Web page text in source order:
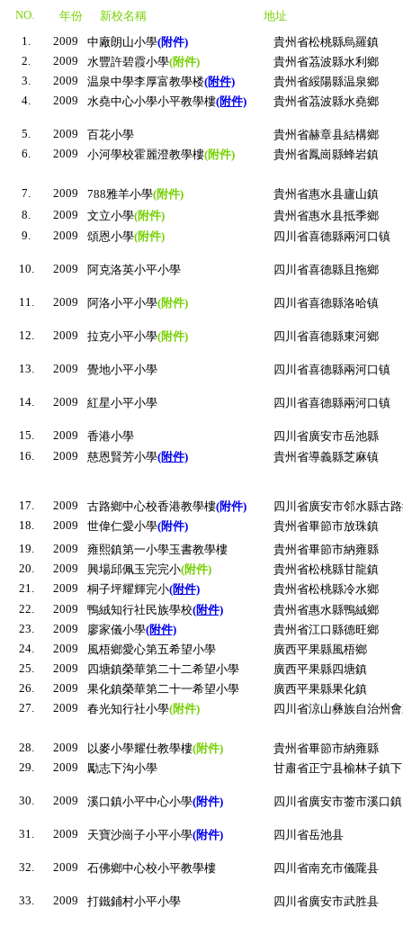
NO. 年份 新校名稱
地址
1.
2009 中廠朗山小學(附件)
貴州省松桃縣烏羅鎮
2.
2009 水豐許碧霞小學(附件)
貴州省茘波縣水利鄉
3.
2009 温泉中學李厚富教學楼(附件)
貴州省綏陽縣温泉鄉
4.
2009 水堯中心小學小平教學樓(附件) 貴州省茘波縣水堯鄉
5. 2009 百花小學
貴州省赫章县結構鄉
6.
2009 小河學校霍麗澄教學樓(附件) 貴州省鳳崗縣蜂岩鎮
7. 2009 788雅羊小學(附件)
貴州省惠水县廬山鎮
8.
2009 文立小學(附件)
貴州省惠水县抵季鄉
9.
2009 頌恩小學(附件) 四川省喜德縣兩河口镇
10. 2009 阿克洛英小平小學 四川省喜德縣且拖鄉
11. 2009 阿洛小平小學(附件) 四川省喜德縣洛哈镇
12. 2009 拉克小平小學(附件) 四川省喜德縣東河鄉
13. 2009 覺地小平小學 四川省喜德縣兩河口镇
14. 2009 紅星小平小學 四川省喜德縣兩河口镇
15. 2009 香港小學
四川省廣安市岳池縣
16.
2009 慈恩賢芳小學(附件) 貴州省導義縣芝麻镇
17. 2009 古路鄉中心校香港教學樓(附件)
四川省廣安市邻水縣古
18.
2009 世偉仁愛小學(附件)
貴州省畢節市放珠鎮
19.
2009 雍熙鎮第一小學玉書教學樓
貴州省畢節市納雍縣
20.
2009 興場邱佩玉完完小(附件)
貴州省松桃縣甘龍鎮
21.
2009 桐子坪耀輝完小(附件)
貴州省松桃縣冷水鄉
22.
2009 鴨絨知行社民族學校(附件)
貴州省惠水縣鴨絨鄉
23.
2009 廖家儀小學(附件)
貴州省江口縣德旺鄉
24.
2009 風梧鄉愛心第五希望小學
廣西平果縣風梧鄉
25.
2009 四塘鎮榮華第二十二希望小學
廣西平果縣四塘鎮
26.
2009 果化鎮榮華第二十一希望小學
廣西平果縣果化鎮
27.
2009 春光知行社小學(附件) 四川省涼山彝族自治州
28. 2009 以麥小學耀仕教學樓(附件)
貴州省畢節市納雍縣
29.
2009 勵志下沟小學 甘肅省正宁县榆林子鎮下
30. 2009 溪口鎮小平中心小學(附件) 四川省廣安市蓥市溪口鎮
31. 2009 天寶沙崗子小平小學(附件) 四川省岳池县
32. 2009 石佛鄉中心校小平教學樓 四川省南充市儀隴县
33. 2009 打鐵鋪村小平小學 四川省廣安市武胜县